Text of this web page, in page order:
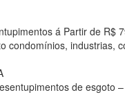
á Partir de R$
condomínios, industrias,
de esgoto